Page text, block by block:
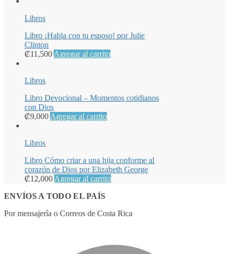
Libros
Libro ¡Habla con tu esposo! por Julie
Clinton
₡11,500 Agregar al carrito
Libros
Libro Devocional – Momentos cotidianos
con Dios
₡9,000 Agregar al carrito
Libros
Libro Cómo criar a una hija conforme al
corazón de Dios por Elizabeth George
₡12,000 Agregar al carrito
ENVÍOS A TODO EL PAÍS
Por mensajería o Correos de Costa Rica